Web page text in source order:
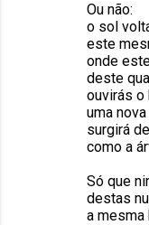
Ou não:
o sol
este
onde
deste
ouvirás o
uma
surgirá
como a
Só que
destas
a mesma